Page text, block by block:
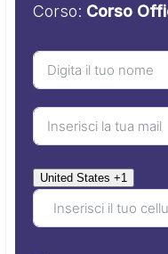
Corso: Corso
United States +1